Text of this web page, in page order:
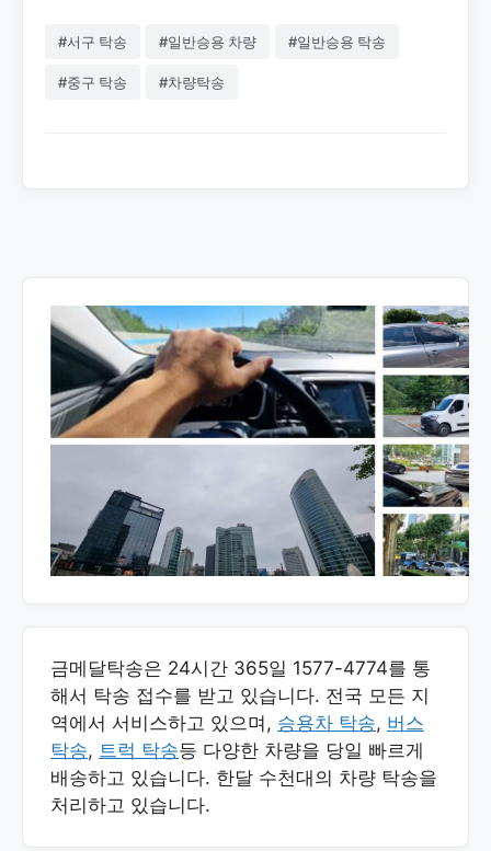
#서구 탁송 #일반승용 차량 #일반승용 탁송
#중구 탁송 #차량탁송
금메달탁송은 24시간 365일 1577-4774를 통
해서 탁송 접수를 받고 있습니다. 전국 모든 지
역에서 서비스하고 있으며, 승용차 탁송, 버스
탁송, 트럭 탁송등 다양한 차량을 당일 빠르게
배송하고 있습니다. 한달 수천대의 차량 탁송을
처리하고 있습니다.